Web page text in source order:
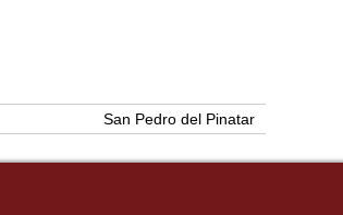
San Pedro del Pinatar